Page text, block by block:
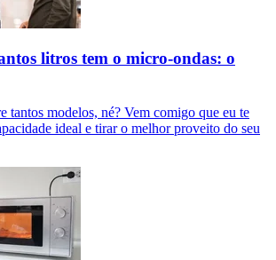
litros tem o micro-ondas: o
tantos modelos, né? Vem comigo que eu te
ideal e tirar o melhor proveito do seu